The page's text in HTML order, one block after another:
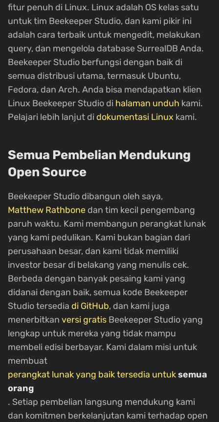
fitur penuh di Linux. Linux adalah OS kelas satu
untuk tim Beekeeper Studio, dan kami pikir ini
adalah cara terbaik untuk mengedit, melakukan
query, dan mengelola database SurrealDB Anda.
Beekeeper Studio berfungsi dengan baik di
semua distribusi utama, termasuk Ubuntu,
Fedora, dan Arch. Anda bisa mendapatkan klien
Linux Beekeeper Studio di halaman unduh kami.
Pelajari lebih lanjut di dokumentasi Linux kami.
Semua Pembelian Mendukung
Open Source
Beekeeper Studio dibangun oleh saya,
Matthew Rathbone dan tim kecil pengembang
paruh waktu. Kami membangun perangkat lunak
yang kami pedulikan. Kami bukan bagian dari
perusahaan besar, dan kami tidak memiliki
investor besar di belakang yang menulis cek.
Berbeda dengan banyak pesaing kami yang
didanai dengan baik, semua kode Beekeeper
Studio tersedia di GitHub, dan kami juga
menerbitkan versi gratis Beekeeper Studio yang
lengkap untuk mereka yang tidak mampu
membeli edisi berbayar. Kami dalam misi untuk
membuat
perangkat lunak yang baik tersedia untuksemua
orang
. Setiap pembelian langsung mendukung kami
dan komitmen berkelanjutan kami terhadap open